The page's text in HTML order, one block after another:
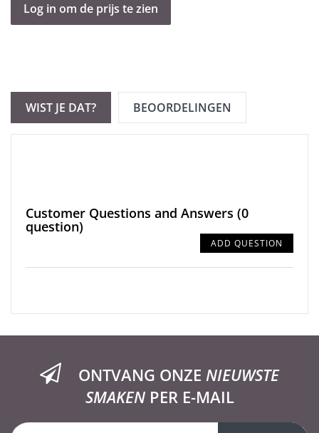
Log in om de prijs te zien
WIST JE DAT? BEOORDELINGEN
Customer Questions and Answers (0
question)
ADD QUESTION
ONTVANG ONZE NIEUWSTE
SMAKENPER E-MAIL